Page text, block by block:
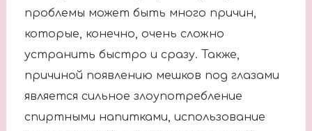
проблемы может быть много причин,
которые, конечно, очень сложно
устранить быстро и сразу. Также,
причиной появлению мешков под глазами
является сильное злоупотребление
спиртными напитками, использование